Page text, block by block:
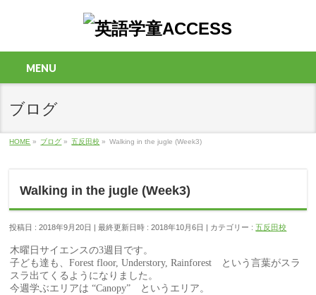
MENU
ブログ
HOME » ブログ » 五反田校 » Walking in the jugle (Week3)
Walking in the jugle (Week3)
投稿日 : 2018年9月20日 最終更新日時 : 2018年10月6日 カテゴリー :五反田校
木曜日サイエンスの3週目です。
子ども達も、Forest floor, Understory, Rainforest という言葉がスラ
スラ出てくるようになりました。
今週学ぶエリアは “Canopy” というエリア。